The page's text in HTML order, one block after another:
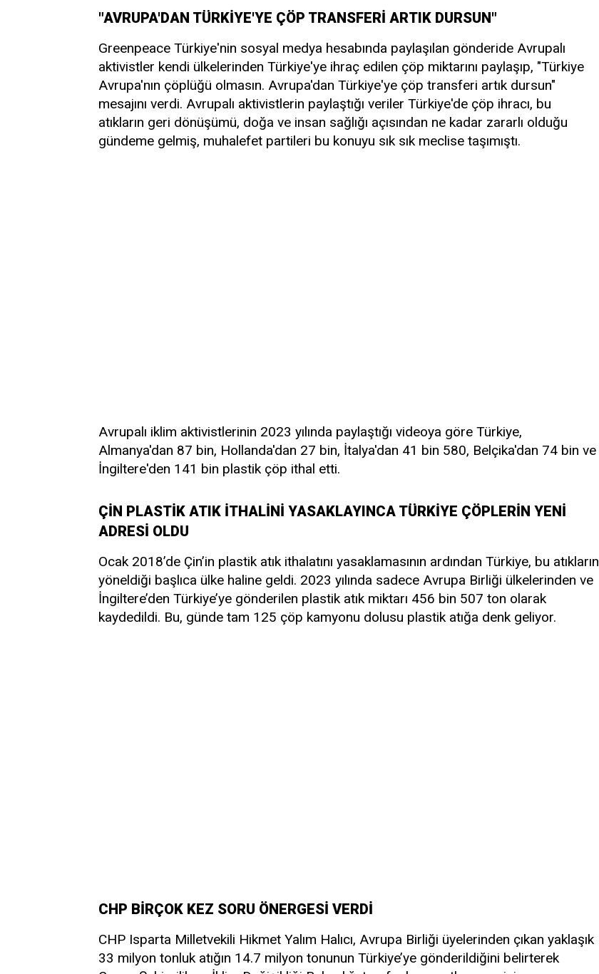
"AVRUPA'DAN TÜRKİYE'YE ÇÖP TRANSFERİ ARTIK DURSUN"
Greenpeace Türkiye'nin sosyal medya hesabında paylaşılan gönderide Avrupalı
aktivistler kendi ülkelerinden Türkiye'ye ihraç edilen çöp miktarını paylaşıp, "Türkiye
Avrupa'nın çöplüğü olmasın. Avrupa'dan Türkiye'ye çöp transferi artık dursun"
mesajını verdi. Avrupalı aktivistlerin paylaştığı veriler Türkiye'de çöp ihracı, bu
atıkların geri dönüşümü, doğa ve insan sağlığı açısından ne kadar zararlı olduğu
gündeme gelmiş, muhalefet partileri bu konuyu sık sık meclise taşımıştı.
Avrupalı iklim aktivistlerinin 2023 yılında paylaştığı videoya göre Türkiye,
Almanya'dan 87 bin, Hollanda'dan 27 bin, İtalya'dan 41 bin 580, Belçika'dan 74 bin ve
İngiltere'den 141 bin plastik çöp ithal etti.
ÇİN PLASTİK ATIK İTHALİNİ YASAKLAYINCA TÜRKİYE ÇÖPLERİN YENİ
ADRESİ OLDU
Ocak 2018’de Çin’in plastik atık ithalatını yasaklamasının ardından Türkiye, bu atıkların
yöneldiği başlıca ülke haline geldi. 2023 yılında sadece Avrupa Birliği ülkelerinden ve
İngiltere’den Türkiye’ye gönderilen plastik atık miktarı 456 bin 507 ton olarak
kaydedildi. Bu, günde tam 125 çöp kamyonu dolusu plastik atığa denk geliyor.
CHP BİRÇOK KEZ SORU ÖNERGESİ VERDİ
CHP Isparta Milletvekili Hikmet Yalım Halıcı, Avrupa Birliği üyelerinden çıkan yaklaşık
33 milyon tonluk atığın 14.7 milyon tonunun Türkiye’ye gönderildiğini belirterek